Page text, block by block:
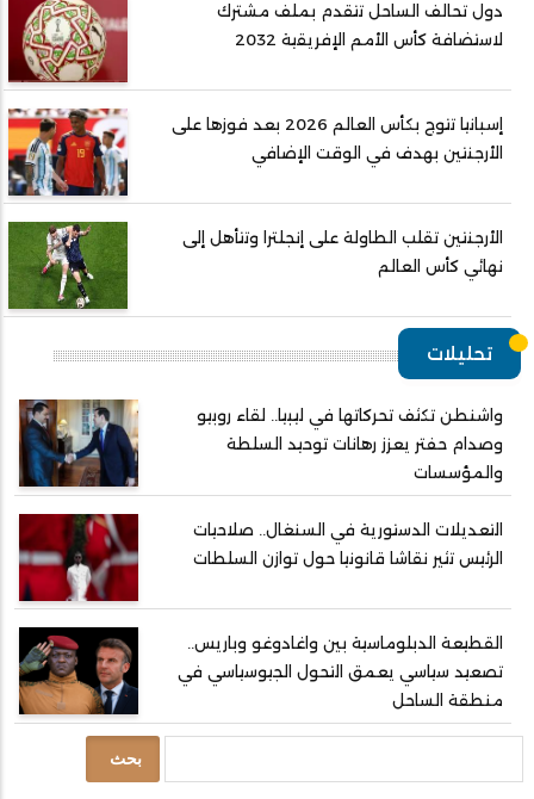
دول تحالف الساحل تتقدم بملف مشترك
لاستضافة كأس الأمم الإفريقية 2032
إسبانيا تتوج بكأس العالم 2026 بعد فوزها على
الأرجنتين بهدف في الوقت الإضافي
الأرجنتين تقلب الطاولة على إنجلترا وتتأهل إلى
نهائي كأس العالم
تحليلات
واشنطن تكثف تحركاتها في ليبيا.. لقاء روبيو
وصدام حفتر يعزز رهانات توحيد السلطة
والمؤسسات
التعديلات الدستورية في السنغال.. صلاحيات
الرئيس تثير نقاشا قانونيا حول توازن السلطات
القطيعة الدبلوماسية بين واغادوغو وباريس..
تصعيد سياسي يعمق التحول الجيوسياسي في
منطقة الساحل